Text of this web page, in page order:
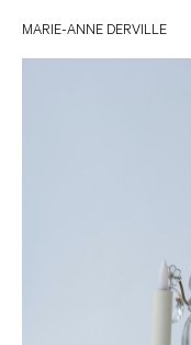
MARIE-ANNE DERVILLE